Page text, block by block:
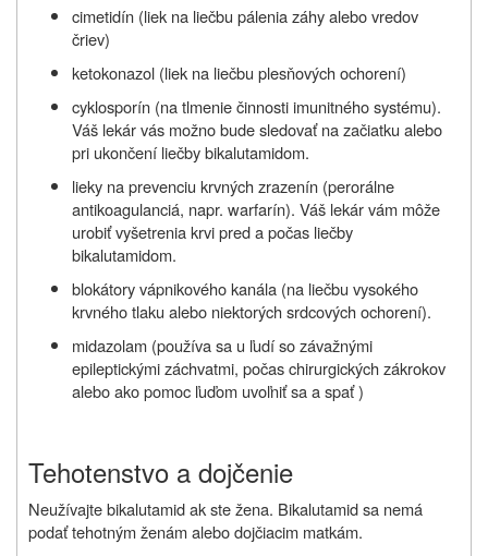
cimetidín (liek na liečbu pálenia záhy alebo vredov
čriev)
ketokonazol (liek na liečbu plesňových ochorení)
cyklosporín (na tlmenie činnosti imunitného systému).
Váš lekár vás možno bude sledovať na začiatku alebo
pri ukončení liečby bikalutamidom.
lieky na prevenciu krvných zrazenín (perorálne
antikoagulanciá, napr. warfarín). Váš lekár vám môže
urobiť vyšetrenia krvi pred a počas liečby
bikalutamidom.
blokátory vápnikového kanála (na liečbu vysokého
krvného tlaku alebo niektorých srdcových ochorení).
midazolam (používa sa u ľudí so závažnými
epileptickými záchvatmi, počas chirurgických zákrokov
alebo ako pomoc ľuďom uvoľniť sa a spať )
Tehotenstvo a dojčenie
Neužívajte bikalutamid ak ste žena. Bikalutamid sa nemá
podať tehotným ženám alebo dojčiacim matkám.